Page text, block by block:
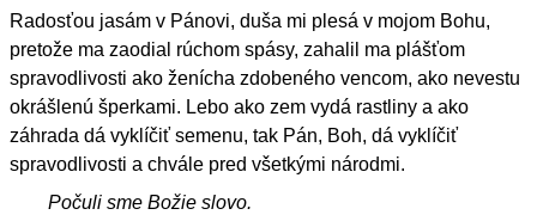
Radosťou jasám v Pánovi, duša mi plesá v mojom Bohu,
pretože ma zaodial rúchom spásy, zahalil ma plášťom
spravodlivosti ako ženícha zdobeného vencom, ako nevestu
okrášlenú šperkami. Lebo ako zem vydá rastliny a ako
záhrada dá vyklíčiť semenu, tak Pán, Boh, dá vyklíčiť
spravodlivosti a chvále pred všetkými národmi.
Počuli sme Božie slovo.